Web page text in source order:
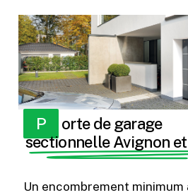
Porte de garage
sectionnelle Avignon
Un encombrement